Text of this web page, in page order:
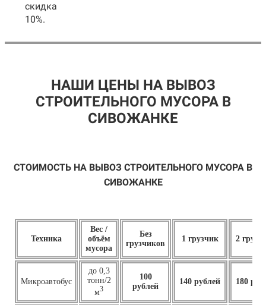
скидка
10%.
НАШИ ЦЕНЫ НА ВЫВОЗ
СТРОИТЕЛЬНОГО МУСОРА В
СИВОЖАНКЕ
СТОИМОСТЬ НА ВЫВОЗ СТРОИТЕЛЬНОГО МУСОРА В
СИВОЖАНКЕ
Техника
Вес /
объём
мусора
Без
грузчиков
1 грузчик 2
Микроавтобус
до 0,3
тонн/2
м3
100
рублей
140 рублей 180